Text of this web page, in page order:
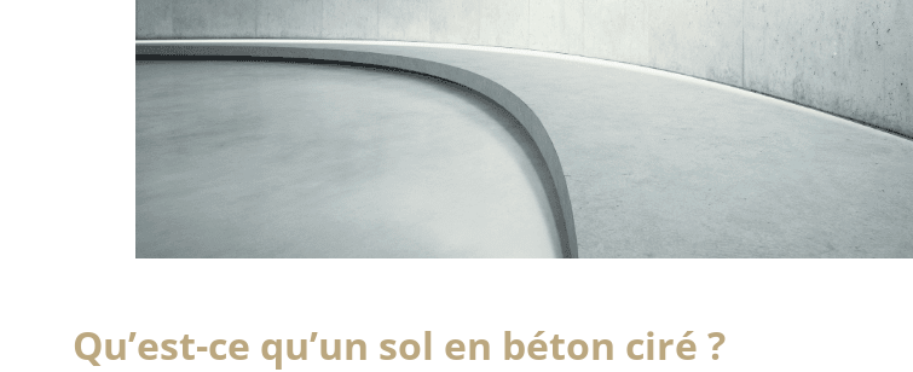
Qu’est-ce qu’un sol en béton ciré ?